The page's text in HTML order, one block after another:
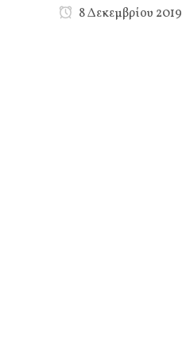
8 Δεκεμβρίου 2019